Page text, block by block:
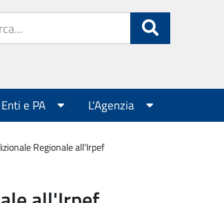
Enti e PA L'Agenzia
Regionale all'Irpef